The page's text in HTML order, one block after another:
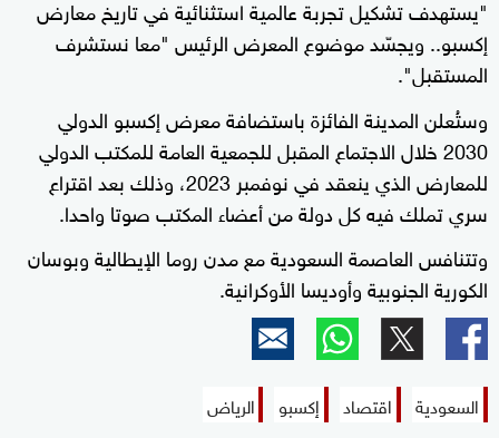
"يستهدف تشكيل تجربة عالمية استثنائية في تاريخ معارض
إكسبو.. ويجسّد موضوع المعرض الرئيس "معا نستشرف
المستقبل".
وستُعلن المدينة الفائزة باستضافة معرض إكسبو الدولي
2030 خلال الاجتماع المقبل للجمعية العامة للمكتب الدولي
للمعارض الذي ينعقد في نوفمبر 2023، وذلك بعد اقتراع
سري تملك فيه كل دولة من أعضاء المكتب صوتا واحدا.
وتتنافس العاصمة السعودية مع مدن روما الإيطالية وبوسان
الكورية الجنوبية وأوديسا الأوكرانية.
السعودية اقتصاد إكسبو الرياض